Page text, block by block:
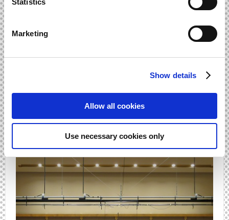
Statistics
Marketing
Show details
Allow all cookies
Use necessary cookies only
ームに乗せて皆様にお届けしたい。という思いからこの様な